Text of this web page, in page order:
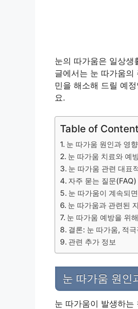
눈의 따가움은 일상생
글에서는 눈 따가움의
민을 해소해 드릴 예
요.
Table of
눈 따가움 원인과 영
눈 따가움 치료와 예
눈 따가움 관련 대표
자주 묻는 질문(FAQ)
눈 따가움이 계속되
눈 따가움과 관련된
눈 따가움 예방을 위
결론: 눈 따가움, 적
관련 추가 정보
눈 따가움 원인
눈 따가움이 발생하는